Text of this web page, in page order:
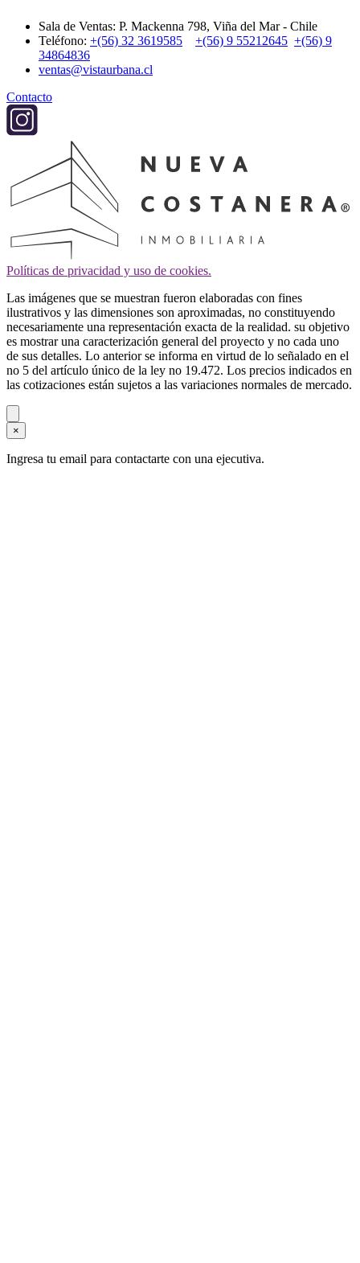
Sala de Ventas: P. Mackenna 798, Viña del Mar - Chile
Teléfono: +(56) 32 3619585 +(56) 9 55212645 +(56) 9
34864836
ventas@vistaurbana.cl
Contacto
Políticas de privacidad y uso de cookies.
Las imágenes que se muestran fueron elaboradas con fines
ilustrativos y las dimensiones son aproximadas, no constituyendo
necesariamente una representación exacta de la realidad. su objetivo
es mostrar una caracterización general del proyecto y no cada uno
de sus detalles. Lo anterior se informa en virtud de lo señalado en el
no 5 del artículo único de la ley no 19.472. Los precios indicados en
las cotizaciones están sujetos a las variaciones normales de mercado.
×
Ingresa tu email para contactarte con una ejecutiva.